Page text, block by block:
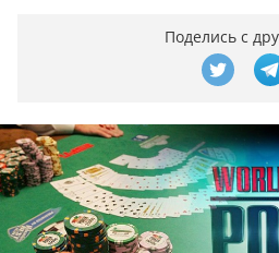
Поделись с